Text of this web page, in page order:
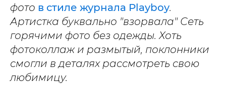
фото в стиле журнала Playboy.
Артистка буквально "взорвала" Сеть
горячими фото без одежды. Хоть
фотоколлаж и размытый, поклонники
смогли в деталях рассмотреть свою
любимицу.